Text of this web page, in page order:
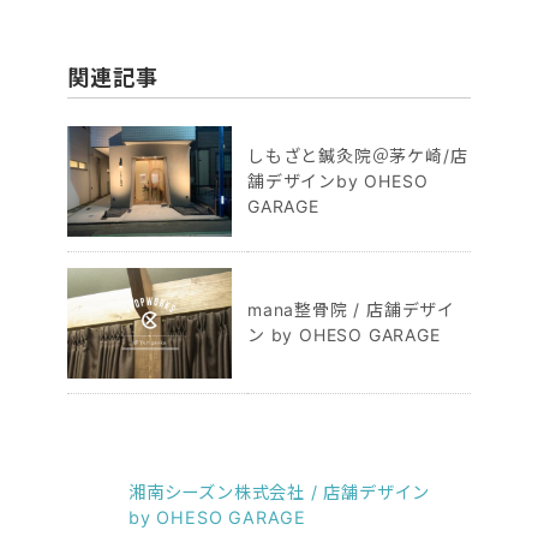
関連記事
しもざと鍼灸院＠茅ケ崎/店
舗デザインby OHESO
GARAGE
mana整骨院 / 店舗デザイ
ン by OHESO GARAGE
湘南シーズン株式会社 / 店舗デザイン
by OHESO GARAGE